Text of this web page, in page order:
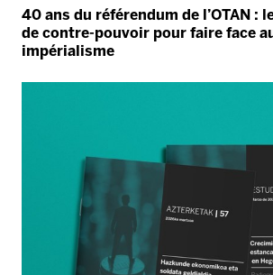
40 ans du référendum de l’OTAN :
de contre-pouvoir pour faire face
impérialisme